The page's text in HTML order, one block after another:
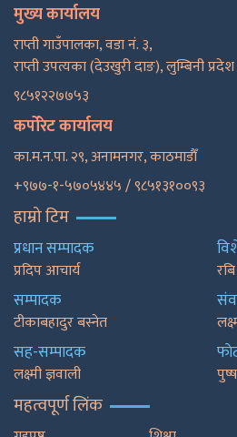
मुख्य कार्यालय
राप्ती गाउँपालका, वडा नं. ३,
राप्ती उपत्यका (देउखुरी दाङ), लुम्बिनी प्रदेश
९८५१२२७७५३
कर्पोरेट कार्यालय
का.म.न.पा. २९, अनामनगर, काठमाडाैँ
+९७७-१-५७०५४४५ / ९८५१३१००९३
हाम्रो टिम
प्रधान सम्पादक
प्रदिप आचार्य
सम्पादक
टीकाबहादुर बस्नेत
सह-सम्पादक
लक्ष्मी ज्ञवाली
महत्वपूर्ण लिंक